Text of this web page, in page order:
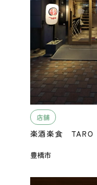
店舗
楽酒楽食 TARO
豊橋市